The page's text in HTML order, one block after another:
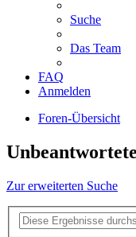
Suche
Das Team
FAQ
Anmelden
Foren-Übersicht
Zur erweiterten Suche